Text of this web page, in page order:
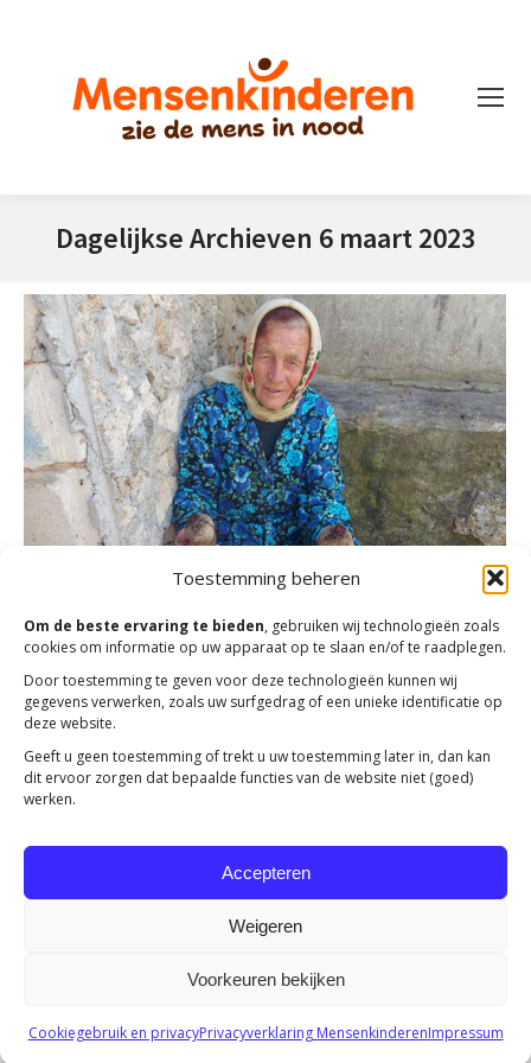
Toestemming beheren
Om de beste ervaring te bieden, gebruiken wij technologieën zoals
cookies om informatie op uw apparaat op te slaan en/of te raadplegen.
Door toestemming te geven voor deze technologieën kunnen wij
gegevens verwerken, zoals uw surfgedrag of een unieke identificatie op
deze website.
Geeft u geen toestemming of trekt u uw toestemming later in, dan kan
dit ervoor zorgen dat bepaalde functies van de website niet (goed)
werken.
Accepteren
Weigeren
Voorkeuren bekijken
Cookiegebruik en privacyPrivacyverklaring MensenkinderenImpressum
Dagelijkse Archieven 6 maart 2023
Veld Vol Voedsel
Acties ,Actueel DoorJolanda Heldoorn 6 maart 2023